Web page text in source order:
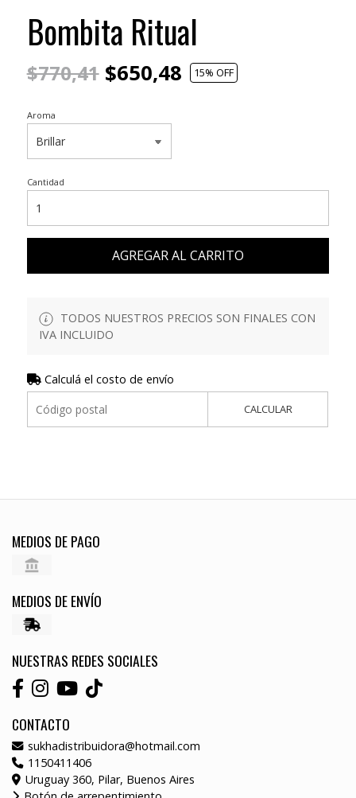
Bombita Ritual
$770,41$650,48 15% OFF
Aroma
Cantidad
AGREGAR AL CARRITO
TODOS NUESTROS PRECIOS SON FINALES CON
IVA INCLUIDO
Calculá el costo de envío
CALCULAR
MEDIOS DE PAGO
MEDIOS DE ENVÍO
NUESTRAS REDES SOCIALES
CONTACTO
sukhadistribuidora@hotmail.com
1150411406
Uruguay 360, Pilar, Buenos Aires